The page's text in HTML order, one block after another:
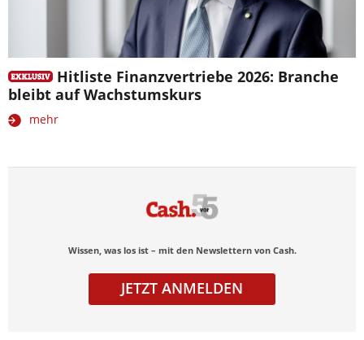
Hitliste Finanzvertriebe 2026: Branche
bleibt auf Wachstumskurs
mehr
Wissen, was los ist – mit den Newslettern von Cash.
JETZT ANMELDEN